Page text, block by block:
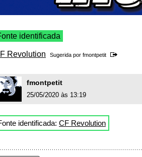
identificada
Revolution Sugerida por fmontpetit
fmontpetit
25/05/2020 às 13:19
identificada: CF Revolution